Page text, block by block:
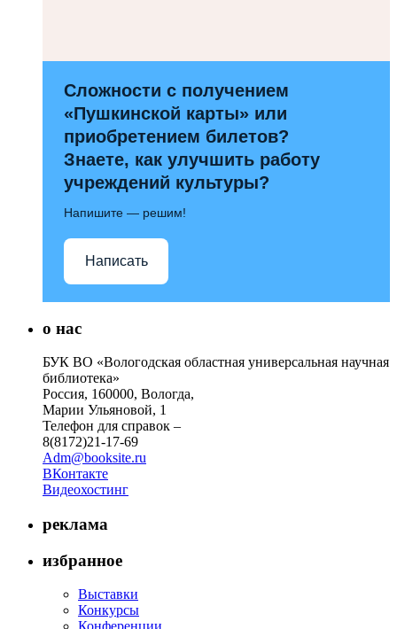
Сложности с получением
«Пушкинской карты» или
приобретением билетов?
Знаете, как улучшить работу
учреждений культуры?
Напишите — решим!
Написать
о нас
БУК ВО «Вологодская областная универсальная научная
библиотека»
Россия, 160000, Вологда,
Марии Ульяновой, 1
Телефон для справок –
8(8172)21-17-69
Adm@booksite.ru
ВКонтакте
Видеохостинг
реклама
избранное
Выставки
Конкурсы